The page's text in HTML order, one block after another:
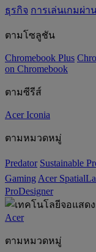
ธุรกิจ การเล่นเกมผ่
ตามโซลูชัน
Chromebook Plus
on Chromebook
ตามซีรีส์
Acer Iconia
ตามหมวดหมู่
Predator ‌Sustainable
Gaming Acer
ProDesigner
Acer
ตามหมวดหมู่